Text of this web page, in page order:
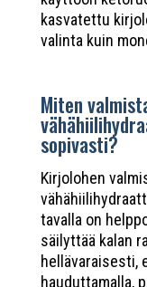
kasvatettu
valinta kuin
Miten
sopivasti?
Kirjolohen
tavalla on
säilyttää kalan
hellävaraisesti,
hauduttamalla,